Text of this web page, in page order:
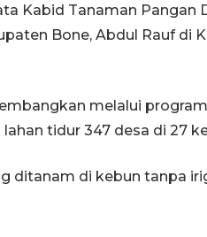
Kabid Tanaman Pangan
Bone, Abdul Rauf di
melalui
tidur 347 desa di 27
ditanam di kebun tanpa